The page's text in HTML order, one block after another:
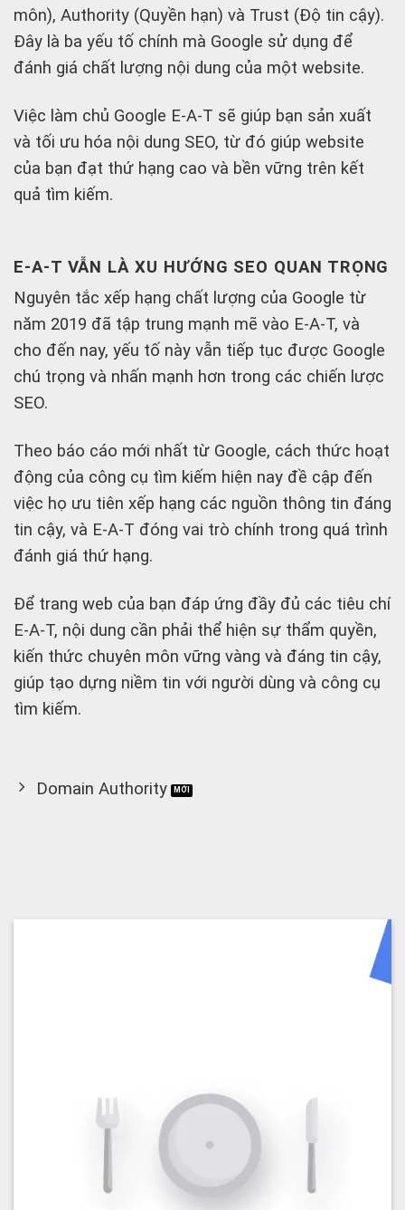
môn), Authority (Quyền hạn) và Trust (Độ tin cậy).
Đây là ba yếu tố chính mà Google sử dụng để
đánh giá chất lượng nội dung của một website.
Việc làm chủ Google E-A-T sẽ giúp bạn sản xuất
và tối ưu hóa nội dung SEO, từ đó giúp website
của bạn đạt thứ hạng cao và bền vững trên kết
quả tìm kiếm.
E-A-T VẪN LÀ XU HƯỚNG SEO QUAN TRỌNG
Nguyên tắc xếp hạng chất lượng của Google từ
năm 2019 đã tập trung mạnh mẽ vào E-A-T, và
cho đến nay, yếu tố này vẫn tiếp tục được Google
chú trọng và nhấn mạnh hơn trong các chiến lược
SEO.
Theo báo cáo mới nhất từ Google, cách thức hoạt
động của công cụ tìm kiếm hiện nay đề cập đến
việc họ ưu tiên xếp hạng các nguồn thông tin đáng
tin cậy, và E-A-T đóng vai trò chính trong quá trình
đánh giá thứ hạng.
Để trang web của bạn đáp ứng đầy đủ các tiêu chí
E-A-T, nội dung cần phải thể hiện sự thẩm quyền,
kiến thức chuyên môn vững vàng và đáng tin cậy,
giúp tạo dựng niềm tin với người dùng và công cụ
tìm kiếm.
Domain Authority